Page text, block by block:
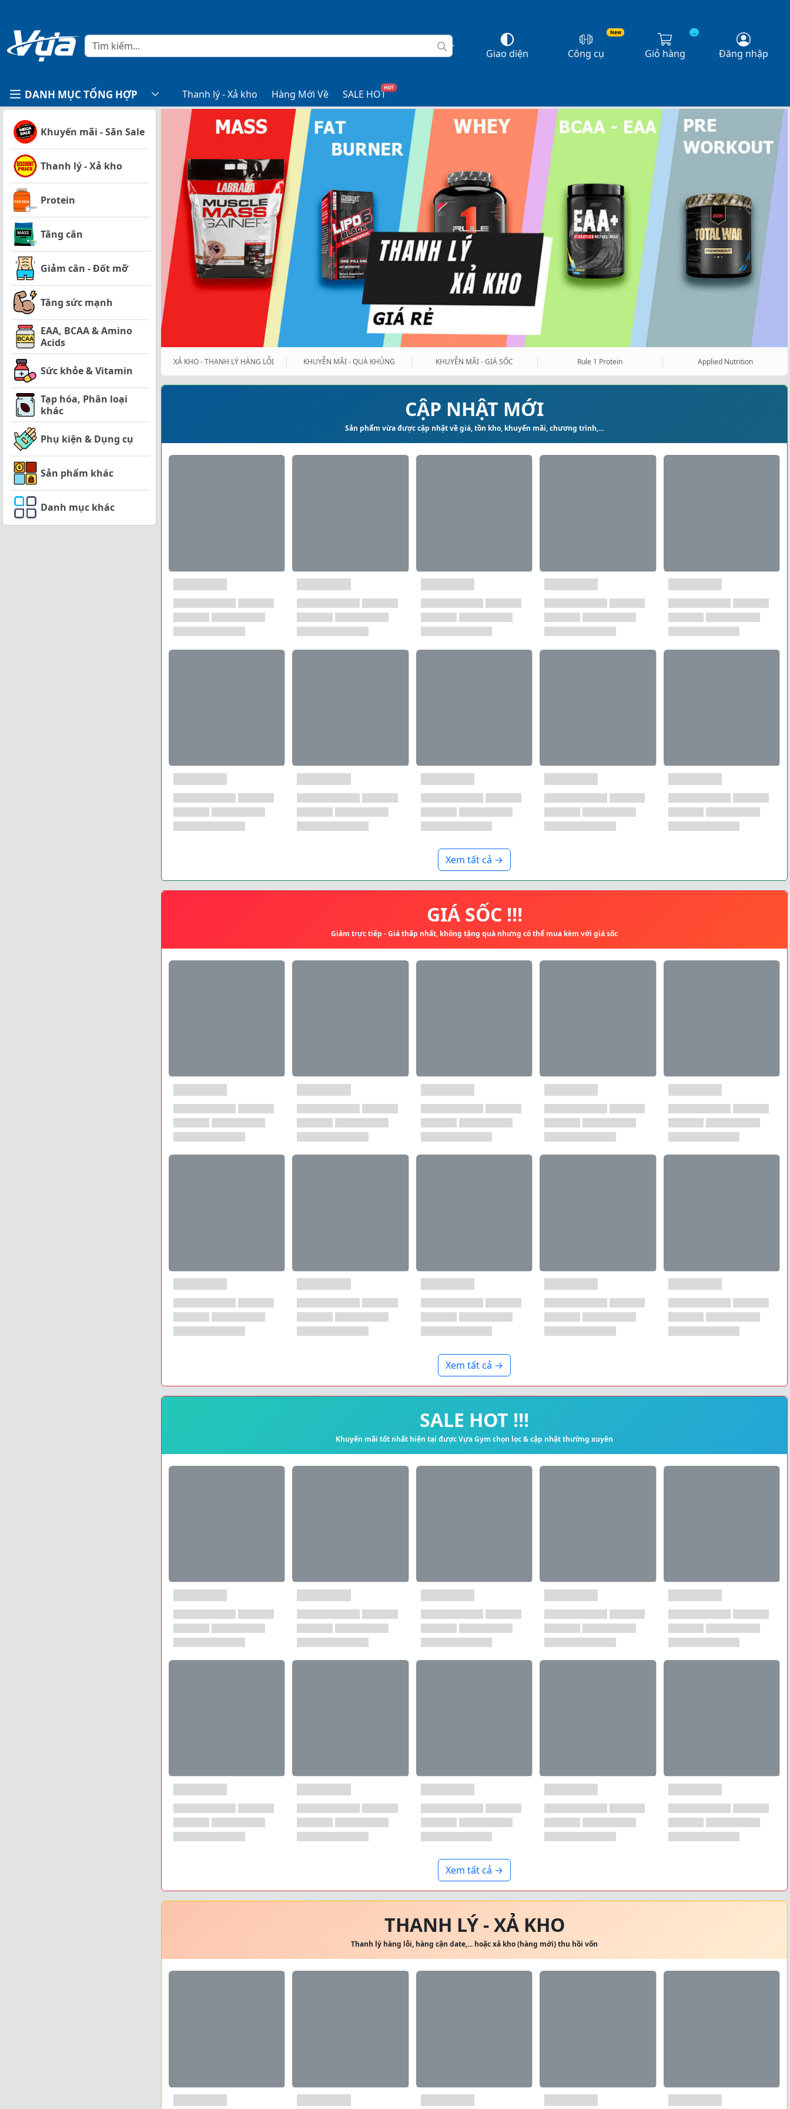
Giao diện
New
Công cụ
...
Giỏ hàng Đăng nhập
DANH MỤC TỔNG HỢP Thanh lý - Xả kho Hàng Mới Về SALE HOT
HOT
Khuyến mãi - Săn Sale
Thanh lý - Xả kho
Protein
Tăng cân
Giảm cân - Đốt mỡ
Tăng sức mạnh
EAA, BCAA & Amino
Acids
Sức khỏe & Vitamin
Tạp hóa, Phân loại
khác
Phụ kiện & Dụng cụ
Sản phẩm khác
Danh mục khác
XẢ KHO - THANH LÝ HÀNG LỖI KHUYỄN MÃI - QUÀ KHỦNG KHUYỄN MÃI - GIÁ SỐC Rule 1 Protein Applied Nutrition
CẬP NHẬT MỚI
Sản phẩm vừa được cập nhật về giá, tồn kho, khuyến mãi, chương trình,...
Xem tất cả →
GIÁ SỐC !!!
Giảm trực tiếp - Giá thấp nhất, không tặng quà nhưng có thể mua kèm với giá sốc
Xem tất cả →
SALE HOT !!!
Khuyến mãi tốt nhất hiện tại được Vựa Gym chọn lọc & cập nhật thường xuyên
Xem tất cả →
THANH LÝ - XẢ KHO
Thanh lý hàng lỗi, hàng cận date,... hoặc xả kho (hàng mới) thu hồi vốn